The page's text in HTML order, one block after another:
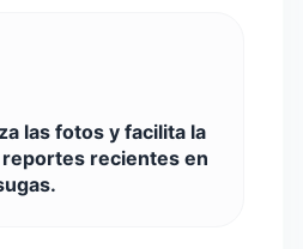
las fotos y facilita la
recientes en